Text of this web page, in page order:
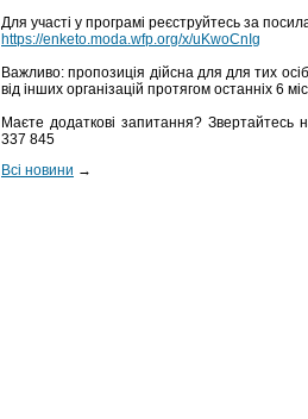
Для участі у програмі реєструйтесь за
https://enketo.moda.wfp.org/x/uKwoCnIg
Важливо: пропозиція дійсна для для тих
від інших організацій протягом останніх 6
Маєте додаткові запитання?
337 845
Всі новини →